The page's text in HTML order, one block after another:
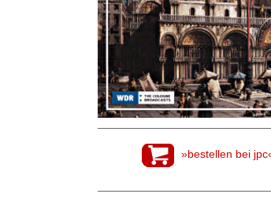
»bestellen bei